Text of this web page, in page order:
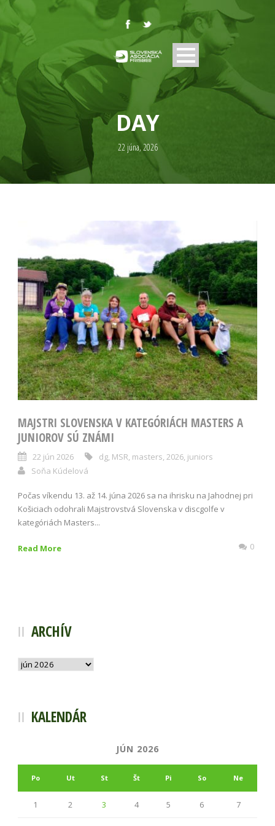
DAY
22 júna, 2026
MAJSTRI SLOVENSKA V KATEGÓRIÁCH MASTERS A
JUNIOROV SÚ ZNÁMI
22 jún 2026 dg, MSR, masters, 2026, juniors
Soňa Kúdelová
Počas víkendu 13. až 14. júna 2026 sa na ihrisku na Jahodnej pri
Košiciach odohrali Majstrovstvá Slovenska v discgolfe v
kategóriách Masters...
Read More 0
ARCHÍV
Archív
KALENDÁR
JÚN 2026
Po Ut St Št Pi So Ne
1 2 3 4 5 6 7